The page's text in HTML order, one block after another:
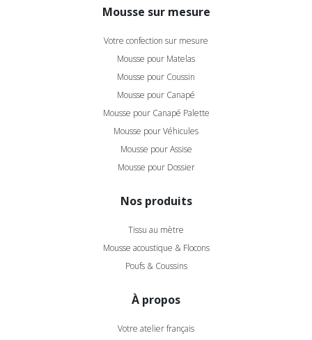
Mousse sur mesure
Votre confection sur mesure
Mousse pour Matelas
Mousse pour Coussin
Mousse pour Canapé
Mousse pour Canapé Palette
Mousse pour Véhicules
Mousse pour Assise
Mousse pour Dossier
Nos produits
Tissu au mètre
Mousse acoustique & Flocons
Poufs & Coussins
À propos
Votre atelier français